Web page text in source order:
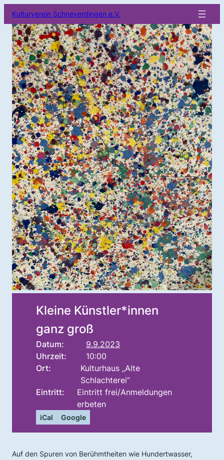
Kulturverein Schneverdingen e.V.
Kleine Künstler*innen
ganz groß
Datum:
9.9.2023
Uhrzeit:
10:00
Ort:
Kulturhaus „Alte
Schlachterei“
Eintritt:
Eintritt frei/Anmeldungen
erbeten
iCal Google
Auf den Spuren von Berühmtheiten wie Hundertwasser,